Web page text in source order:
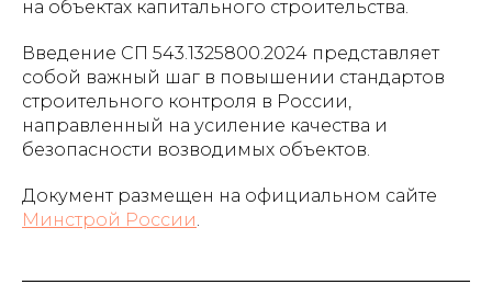
на объектах капитального строительства.
Введение СП 543.1325800.2024 представляет
собой важный шаг в повышении стандартов
строительного контроля в России,
направленный на усиление качества и
безопасности возводимых объектов.
Документ размещен на официальном сайте
Минстрой России